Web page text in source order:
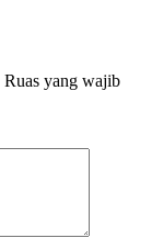
Ruas yang wajib